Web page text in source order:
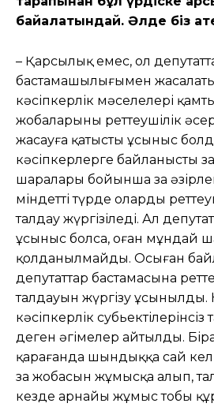
байқалатындай. Əлде біз
– Қарсылық емес, ол
бастамашылығымен
кəсіпкерлік мəселелері
жобаларының реттеушілік
жасауға қатысты ұсыныс
кəсіпкерлерге байланысты
шаралары бойынша заң
міндетті түрде олардың
талдау жүргізіледі. Ал
ұсыныс болса, оған мұндай
қолданылмайды. Осыған
депутаттар бастамасына
талдауын жүргізу ұсынылды.
кəсіпкерлік
деген əңгімелер айтылды.
қарағанда шындыққа сай
заң жобасын жұмысқа алып,
кезде арнайы жұмыс тобы